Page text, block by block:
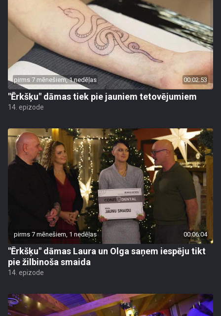
pirms 7 mēnešiem, 1 nedēļas 00:02:53
"Ērkšķu" dāmas tiek pie jauniem tetovējumiem
14. epizode
pirms 7 mēnešiem, 1 nedēļas 00:06:04
"Ērkšķu" dāmas Laura un Olga saņem iespēju tikt
pie žilbinoša smaida
14. epizode